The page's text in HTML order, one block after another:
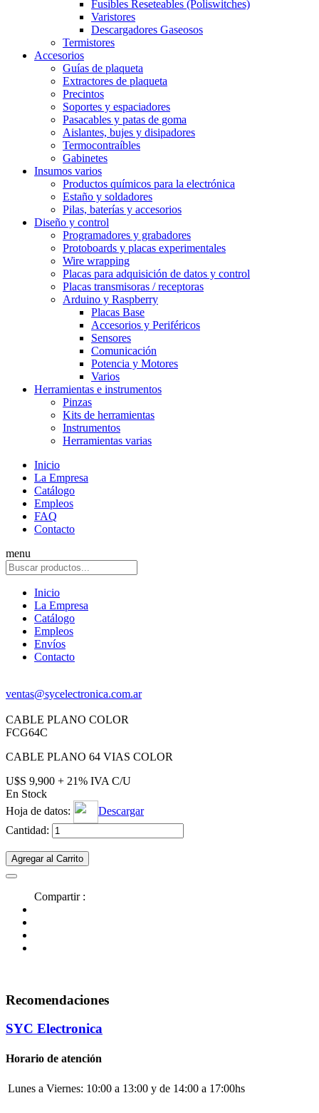
Fusibles Reseteables (Poliswitches)
Varistores
Descargadores Gaseosos
Termistores
Accesorios
Guías de plaqueta
Extractores de plaqueta
Precintos
Soportes y espaciadores
Pasacables y patas de goma
Aislantes, bujes y disipadores
Termocontraíbles
Gabinetes
Insumos varios
Productos químicos para la electrónica
Estaño y soldadores
Pilas, baterías y accesorios
Diseño y control
Programadores y grabadores
Protoboards y placas experimentales
Wire wrapping
Placas para adquisición de datos y control
Placas transmisoras / receptoras
Arduino y Raspberry
Placas Base
Accesorios y Periféricos
Sensores
Comunicación
Potencia y Motores
Varios
Herramientas e instrumentos
Pinzas
Kits de herramientas
Instrumentos
Herramientas varias
Inicio
La Empresa
Catálogo
Empleos
FAQ
Contacto
menu
Inicio
La Empresa
Catálogo
Empleos
Envíos
Contacto
ventas@sycelectronica.com.ar
CABLE PLANO COLOR
FCG64C
CABLE PLANO 64 VIAS COLOR
U$S 9,900 + 21% IVA C/U
En Stock
Hoja de datos:
Descargar
Cantidad:
Agregar al Carrito
Compartir :
Recomendaciones
SYC Electronica
Horario de atención
Lunes a Viernes: 10:00 a 13:00 y de 14:00 a 17:00hs